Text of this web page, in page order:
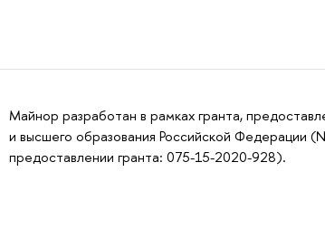
Майнор разработан в рамках гранта,
и высшего образования Российской Федерации
предоставлении гранта: 075-15-2020-928).